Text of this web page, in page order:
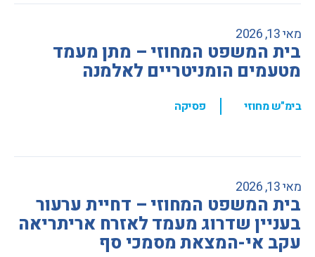
מאי 13, 2026
בית המשפט המחוזי – מתן מעמד
מטעמים הומניטריים לאלמנה
בימ"ש מחוזי , פסיקה
מאי 13, 2026
בית המשפט המחוזי – דחיית ערעור
בעניין שדרוג מעמד לאזרח אריתריאה
עקב אי-המצאת מסמכי סף